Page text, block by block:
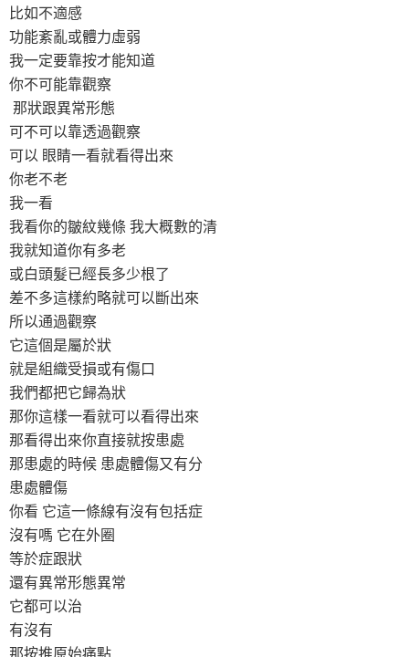
比如不適感
功能紊亂或體力虛弱
我一定要靠按才能知道
你不可能靠觀察
那狀跟異常形態
可不可以靠透過觀察
可以 眼睛一看就看得出來
你老不老
我一看
我看你的皺紋幾條 我大概數的清
我就知道你有多老
或白頭髮已經長多少根了
差不多這樣約略就可以斷出來
所以通過觀察
它這個是屬於狀
就是組織受損或有傷口
我們都把它歸為狀
那你這樣一看就可以看得出來
那看得出來你直接就按患處
那患處的時候 患處體傷又有分
患處體傷
你看 它這一條線有沒有包括症
沒有嗎 它在外圈
等於症跟狀
還有異常形態異常
它都可以治
有沒有